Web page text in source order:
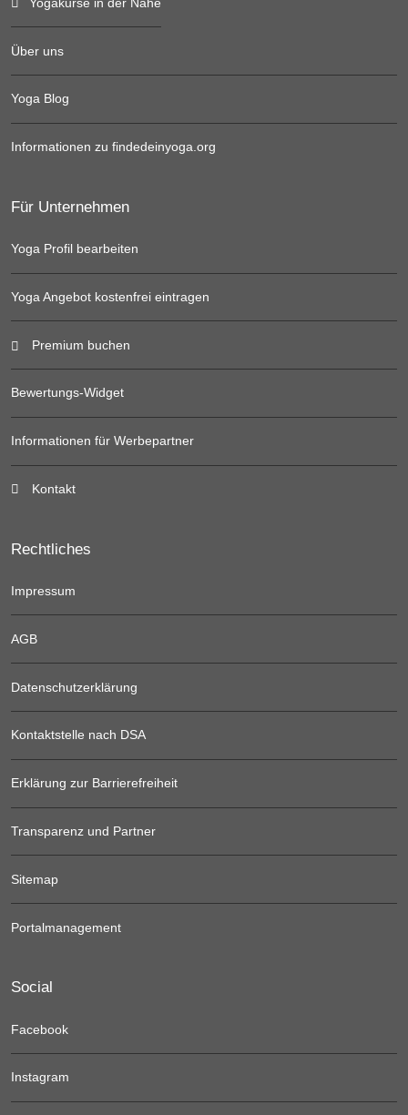
Über uns
Yoga Blog
Informationen zu findedeinyoga.org
Für Unternehmen
Yoga Profil bearbeiten
Yoga Angebot kostenfrei eintragen
Premium buchen
Bewertungs-Widget
Informationen für Werbepartner
Kontakt
Rechtliches
Impressum
AGB
Datenschutzerklärung
Kontaktstelle nach DSA
Erklärung zur Barrierefreiheit
Transparenz und Partner
Sitemap
Portalmanagement
Social
Facebook
Instagram